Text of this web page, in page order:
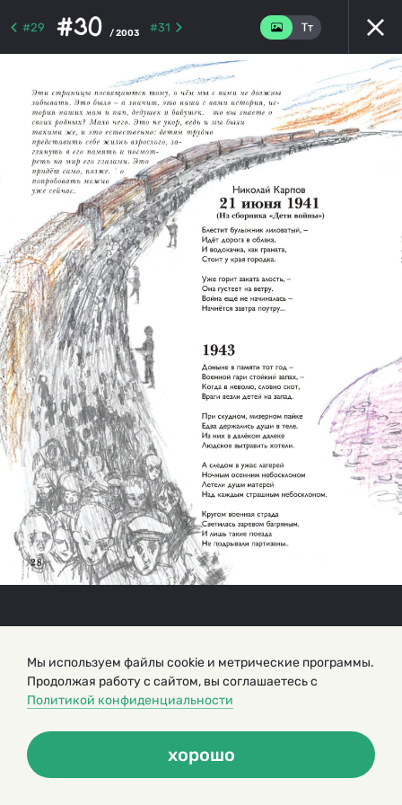
#29 #30 / 2003 #31
Мы используем файлы cookie и метрические программы.
Продолжая работу с сайтом, вы соглашаетесь с
Политикой конфиденциальности
хорошо